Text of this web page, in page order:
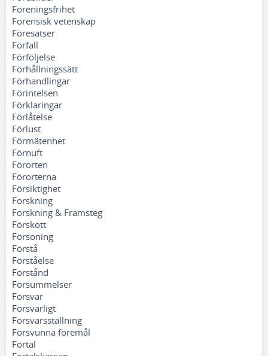
Föreningsfrihet
Forensisk vetenskap
Föresatser
Förfall
Förföljelse
Förhållningssätt
Förhandlingar
Förintelsen
Förklaringar
Förlåtelse
Förlust
Förmätenhet
Förnuft
Förorten
Förorterna
Försiktighet
Forskning
Forskning & Framsteg
Förskott
Försoning
Förstå
Förståelse
Förstånd
Försummelser
Försvar
Försvarligt
Försvarsställning
Försvunna föremål
Förtal